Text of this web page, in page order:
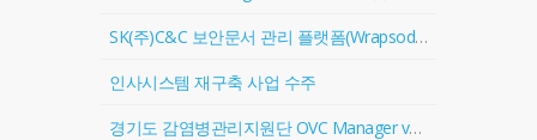
SK(주)C&C 보안문서 관리 플랫폼(Wrapsody) 협력업체 등록
인사시스템 재구축 사업 수주
경기도 감염병관리지원단 OVC Manager v2.2 솔루션 공급